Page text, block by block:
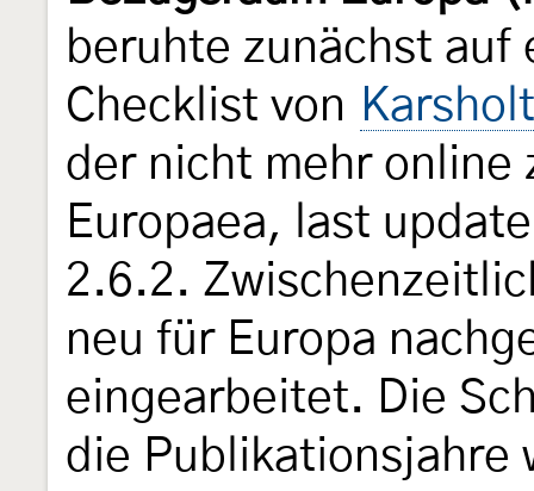
beruhte zunächst auf
Checklist von
der nicht mehr online
Europaea, last
2.6.2.
neu für Europa
eingearbeitet. Die
die Publikationsjahre